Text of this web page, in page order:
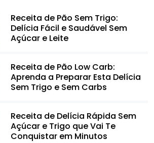
Receita de Pão Sem Trigo:
Delícia Fácil e Saudável Sem
Açúcar e Leite
Receita de Pão Low Carb:
Aprenda a Preparar Esta Delícia
Sem Trigo e Sem Carbs
Receita de Delícia Rápida Sem
Açúcar e Trigo que Vai Te
Conquistar em Minutos